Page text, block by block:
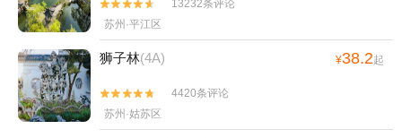


13232条评论
苏州·平江区
狮子林(4A) ¥38.2起


4420条评论
苏州·姑苏区